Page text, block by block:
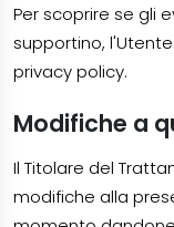
Per scoprire se gli
supportino,
privacy policy.
Modifiche a
Il Titolare del
modifiche alla